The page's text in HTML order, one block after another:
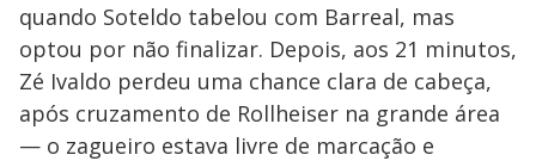
quando Soteldo tabelou com Barreal, mas
optou por não finalizar. Depois, aos 21 minutos,
Zé Ivaldo perdeu uma chance clara de cabeça,
após cruzamento de Rollheiser na grande área
— o zagueiro estava livre de marcação e